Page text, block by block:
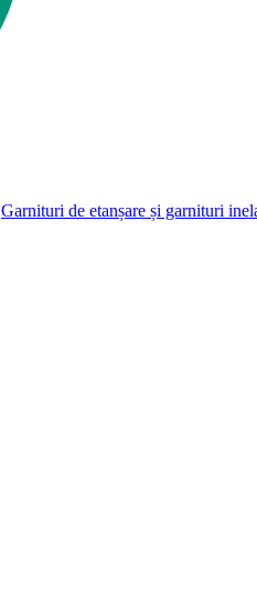
Garnituri de etanșare și garnituri